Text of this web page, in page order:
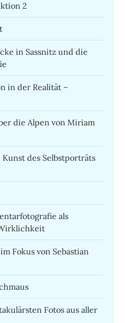
2
in Sassnitz und die
in der Realität –
die Alpen von Miriam
des Selbstporträts
als
Fokus von Sebastian
Fotos aus aller